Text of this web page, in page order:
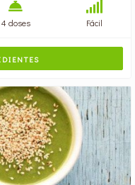
4 doses Fácil